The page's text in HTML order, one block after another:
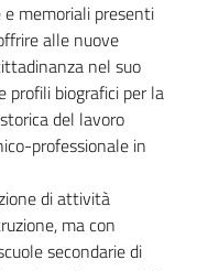
memoriali presenti
alle nuove
nel suo
profili biografici per la
del lavoro
professionale in
di attività
ma con
secondarie di